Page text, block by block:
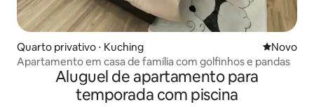
Quarto privativo ⋅ Kuching Novo
Novo
Apartamento em casa de família com golfinhos e pandas
Aluguel de apartamento para
temporada com piscina